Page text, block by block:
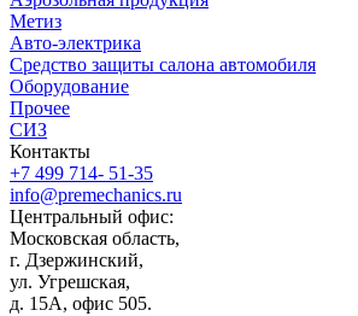
Метиз
Авто-электрика
Средство защиты салона автомобиля
Оборудование
Прочее
СИЗ
Контакты
+7 499 714- 51-35
info@premechanics.ru
Центральный офис:
Московская область,
г. Дзержинский,
ул. Угрешская,
д. 15А, офис 505.